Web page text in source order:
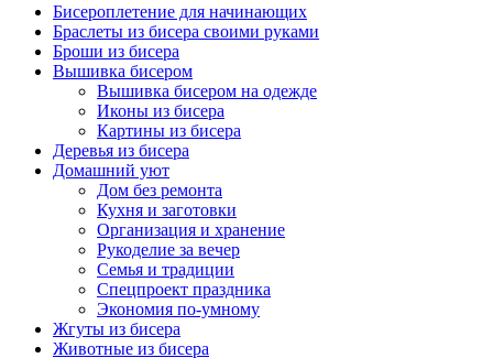
Бисероплетение для начинающих
Браслеты из бисера своими руками
Броши из бисера
Вышивка бисером
Вышивка бисером на одежде
Иконы из бисера
Картины из бисера
Деревья из бисера
Домашний уют
Дом без ремонта
Кухня и заготовки
Организация и хранение
Рукоделие за вечер
Семья и традиции
Спецпроект праздника
Экономия по-умному
Жгуты из бисера
Животные из бисера